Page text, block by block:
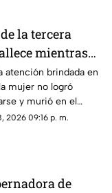
la tercera
mientras
por el Centro
atención brindada en
mujer no logró
y murió en el
2026 09:16 p. m.
de